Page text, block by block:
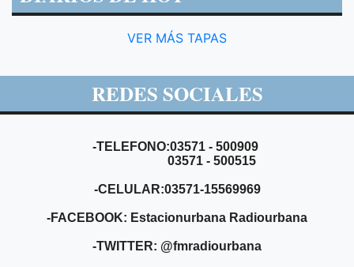
VER MÁS TAPAS
REDES SOCIALES
-TELEFONO:03571 - 500909
03571 - 500515
-CELULAR:03571-15569969
-FACEBOOK: Estacionurbana Radiourbana
-TWITTER: @fmradiourbana